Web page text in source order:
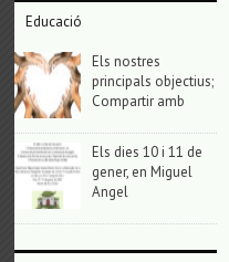
Educació
Els nostres
principals objectius;
Compartir amb
Els dies 10 i 11 de
gener, en Miguel
Angel